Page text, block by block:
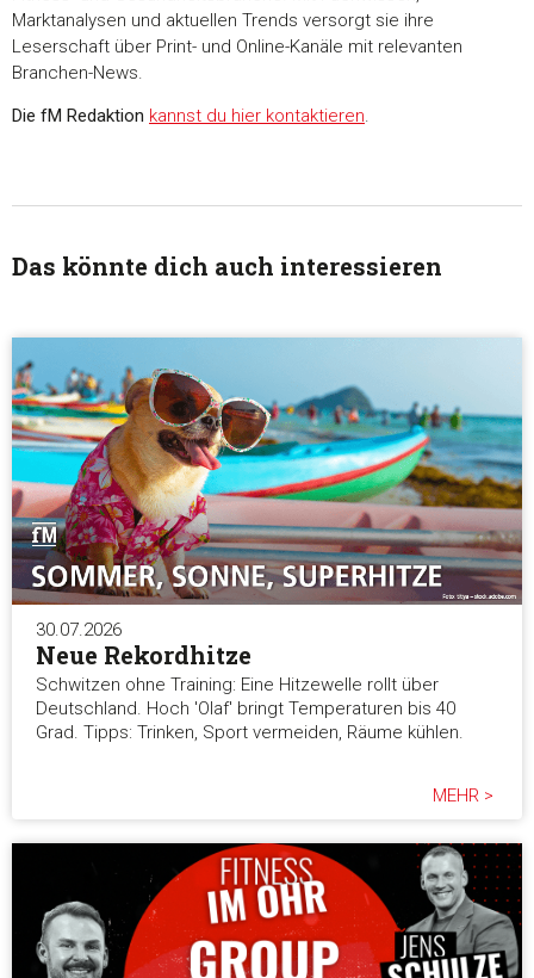
geben wir Informationen zu Ihrer Verwendung unserer
unsere Partner für soziale Medien, Werbung und Analysen
Unsere Partner führen diese Informationen möglicherweise
weiteren Daten zusammen, die Sie ihnen bereitgestellt
Einwilligungsauswahl
Statistiken
Marketing
Alle akzeptieren
Alle ablehnen
Marktanalysen und aktuellen Trends versorgt sie ihre
Leserschaft über Print- und Online-Kanäle mit relevanten
Branchen-News.
Die fM Redaktion kannst du hier kontaktieren.
Das könnte dich auch interessieren
30.07.2026
Neue Rekordhitze
Schwitzen ohne Training: Eine Hitzewelle rollt über
Deutschland. Hoch 'Olaf' bringt Temperaturen bis 40
Grad. Tipps: Trinken, Sport vermeiden, Räume kühlen.
MEHR >